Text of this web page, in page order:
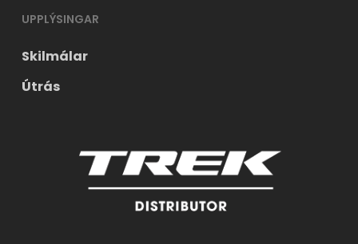
UPPLÝSINGAR
Skilmálar
Útrás